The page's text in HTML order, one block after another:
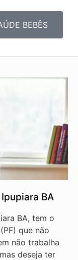
BEBÊS
BA
BA, tem o
que não
não trabalha
deseja ter